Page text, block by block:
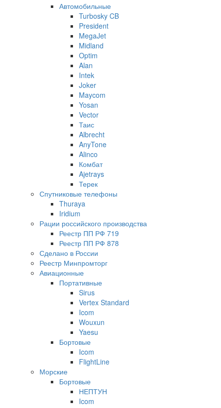
Автомобильные
Turbosky CB
President
MegaJet
Midland
Optim
Alan
Intek
Joker
Maycom
Yosan
Vector
Таис
Albrecht
AnyTone
Alinco
Комбат
Ajetrays
Терек
Спутниковые телефоны
Thuraya
Iridium
Рации российского производства
Реестр ПП РФ 719
Реестр ПП РФ 878
Сделано в России
Реестр Минпромторг
Авиационные
Портативные
Sirus
Vertex Standard
Icom
Wouxun
Yaesu
Бортовые
Icom
FlightLine
Морские
Бортовые
НЕПТУН
Icom